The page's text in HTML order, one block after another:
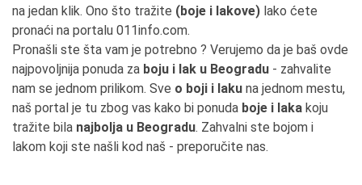
na jedan klik. Ono što tražite (boje i lakove) lako ćete
pronaći na portalu 011info.com.
Pronašli ste šta vam je potrebno ? Verujemo da je baš ovde
najpovoljnija ponuda za boju i lak u Beogradu - zahvalite
nam se jednom prilikom. Sve o boji i laku na jednom mestu,
naš portal je tu zbog vas kako bi ponuda boje i laka koju
tražite bila najbolja u Beogradu. Zahvalni ste bojom i
lakom koji ste našli kod naš - preporučite nas.